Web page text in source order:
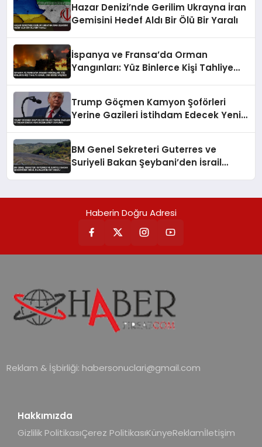
Hazar Denizi’nde Gerilim Ukrayna İran
Gemisini Hedef Aldı Bir Ölü Bir Yaralı
İspanya ve Fransa’da Orman
Yangınları: Yüz Binlerce Kişi Tahliye
Trump Göçmen Kamyon Şoförleri
Yerine Gazileri İstihdam Edecek Yeni
BM Genel Sekreteri Guterres ve
Suriyeli Bakan Şeybani’den İsrail
Haberin Doğru Adresi
Reklam & İşbirliği: habersonuclari@gmail.com
Hakkımızda
Gizlilik PolitikasıÇerez PolitikasıKünyeReklamİletişim